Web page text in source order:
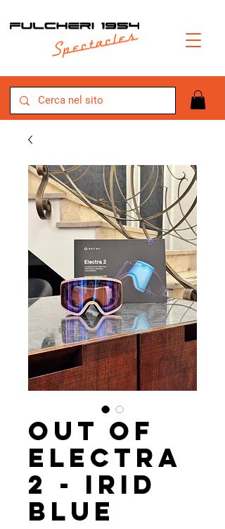
Out Of
electra
2 - IRID
Blue